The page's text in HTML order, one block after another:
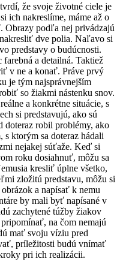
že svoje životné ciele je
ich nakreslíme, máme až o
Obrazy podľa nej privádzajú
dve polia. Naľavo si
predstavy o budúcnosti.
a detailná. Taktiež
v ne a konať. Práve prvý
je tým najsprávnejším
so žiakmi nástenku snov.
a konkrétne situácie, s
si predstavujú, ako sú
doteraz robil problémy, ako
ktorým sa doteraz hádali
nejakej súťaže. Keď si
roku dosiahnuť, môžu sa
kresliť úplne všetko,
zložitú predstavu, môžu si
a napísať k nemu
by mali byť napísané v
zachytené túžby žiakov
na čom nemajú
mať svoju víziu pred
príležitosti budú vnímať
pri ich realizácii.